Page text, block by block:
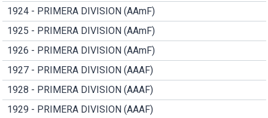
1924 - PRIMERA DIVISION (AAmF)
1925 - PRIMERA DIVISION (AAmF)
1926 - PRIMERA DIVISION (AAmF)
1927 - PRIMERA DIVISION (AAAF)
1928 - PRIMERA DIVISION (AAAF)
1929 - PRIMERA DIVISION (AAAF)